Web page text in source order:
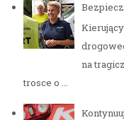
na
trosce o ...